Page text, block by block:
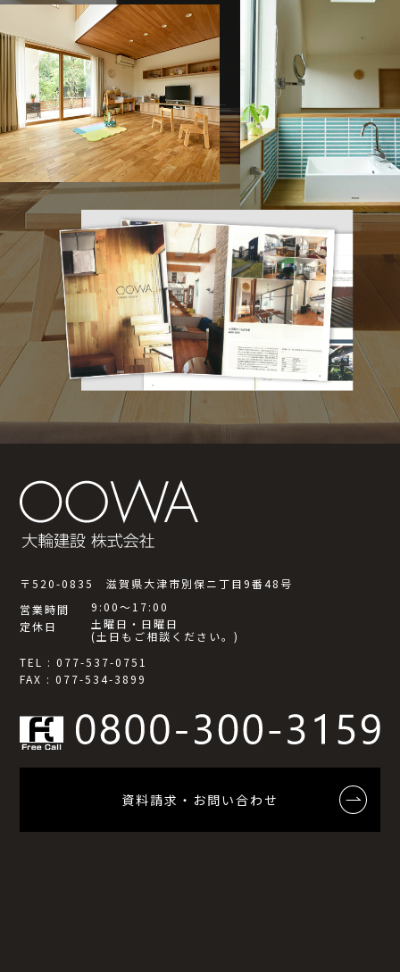
〒520-0835 滋賀県大津市別保ニ丁目9番48号
営業時間
9:00～17:00
定休日
土曜日・日曜日
(土日もご相談ください。)
TEL : 077-537-0751
FAX : 077-534-3899
資料請求・お問い合わせ